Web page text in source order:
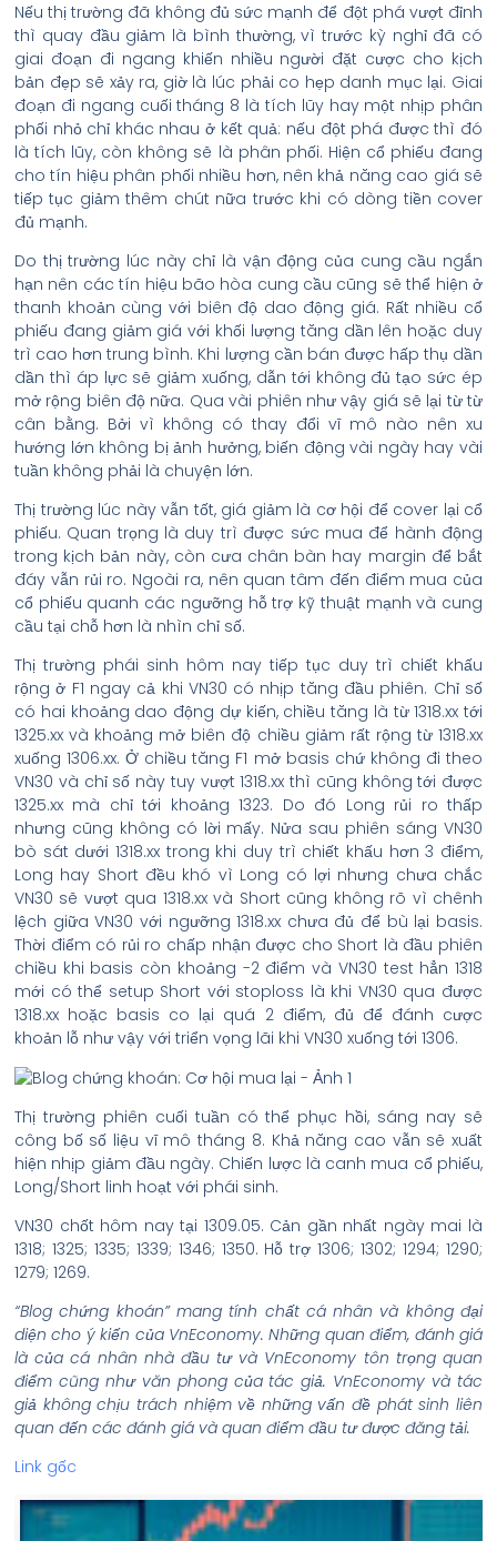
Nếu thị trường đã không đủ sức mạnh để đột phá vượt đỉnh
thì quay đầu giảm là bình thường, vì trước kỳ nghỉ đã có
giai đoạn đi ngang khiến nhiều người đặt cược cho kịch
bản đẹp sẽ xảy ra, giờ là lúc phải co hẹp danh mục lại. Giai
đoạn đi ngang cuối tháng 8 là tích lũy hay một nhịp phân
phối nhỏ chỉ khác nhau ở kết quả: nếu đột phá được thì đó
là tích lũy, còn không sẽ là phân phối. Hiện cổ phiếu đang
cho tín hiệu phân phối nhiều hơn, nên khả năng cao giá sẽ
tiếp tục giảm thêm chút nữa trước khi có dòng tiền cover
đủ mạnh.
Do thị trường lúc này chỉ là vận động của cung cầu ngắn
hạn nên các tín hiệu bão hòa cung cầu cũng sẽ thể hiện ở
thanh khoản cùng với biên độ dao động giá. Rất nhiều cổ
phiếu đang giảm giá với khối lượng tăng dần lên hoặc duy
trì cao hơn trung bình. Khi lượng cần bán được hấp thụ dần
dần thì áp lực sẽ giảm xuống, dẫn tới không đủ tạo sức ép
mở rộng biên độ nữa. Qua vài phiên như vậy giá sẽ lại từ từ
cân bằng. Bởi vì không có thay đổi vĩ mô nào nên xu
hướng lớn không bị ảnh hưởng, biến động vài ngày hay vài
tuần không phải là chuyện lớn.
Thị trường lúc này vẫn tốt, giá giảm là cơ hội để cover lại cổ
phiếu. Quan trọng là duy trì được sức mua để hành động
trong kịch bản này, còn cưa chân bàn hay margin để bắt
đáy vẫn rủi ro. Ngoài ra, nên quan tâm đến điểm mua của
cổ phiếu quanh các ngưỡng hỗ trợ kỹ thuật mạnh và cung
cầu tại chỗ hơn là nhìn chỉ số.
Thị trường phái sinh hôm nay tiếp tục duy trì chiết khấu
rộng ở F1 ngay cả khi VN30 có nhịp tăng đầu phiên. Chỉ số
có hai khoảng dao động dự kiến, chiều tăng là từ 1318.xx tới
1325.xx và khoảng mở biên độ chiều giảm rất rộng từ 1318.xx
xuống 1306.xx. Ở chiều tăng F1 mở basis chứ không đi theo
VN30 và chỉ số này tuy vượt 1318.xx thì cũng không tới được
1325.xx mà chỉ tới khoảng 1323. Do đó Long rủi ro thấp
nhưng cũng không có lời mấy. Nửa sau phiên sáng VN30
bò sát dưới 1318.xx trong khi duy trì chiết khấu hơn 3 điểm,
Long hay Short đều khó vì Long có lợi nhưng chưa chắc
VN30 sẽ vượt qua 1318.xx và Short cũng không rõ vì chênh
lệch giữa VN30 với ngưỡng 1318.xx chưa đủ để bù lại basis.
Thời điểm có rủi ro chấp nhận được cho Short là đầu phiên
chiều khi basis còn khoảng -2 điểm và VN30 test hẳn 1318
mới có thể setup Short với stoploss là khi VN30 qua được
1318.xx hoặc basis co lại quá 2 điểm, đủ để đánh cược
khoản lỗ như vậy với triển vọng lãi khi VN30 xuống tới 1306.
Thị trường phiên cuối tuần có thể phục hồi, sáng nay sẽ
công bố số liệu vĩ mô tháng 8. Khả năng cao vẫn sẽ xuất
hiện nhịp giảm đầu ngày. Chiến lược là canh mua cổ phiếu,
Long/Short linh hoạt với phái sinh.
VN30 chốt hôm nay tại 1309.05. Cản gần nhất ngày mai là
1318; 1325; 1335; 1339; 1346; 1350. Hỗ trợ 1306; 1302; 1294; 1290;
1279; 1269.
“Blog chứng khoán” mang tính chất cá nhân và không đại
diện cho ý kiến của VnEconomy. Những quan điểm, đánh giá
là của cá nhân nhà đầu tư và VnEconomy tôn trọng quan
điểm cũng như văn phong của tác giả. VnEconomy và tác
giả không chịu trách nhiệm về những vấn đề phát sinh liên
quan đến các đánh giá và quan điểm đầu tư được đăng tải.
Link gốc